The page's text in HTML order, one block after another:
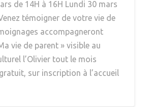
de 14H à 16H Lundi 30 mars
témoigner de votre vie de
accompagneront
vie de parent » visible au
l’Olivier tout le mois
sur inscription à l’accueil